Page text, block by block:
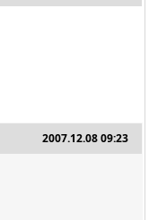
2007.12.08 09:23